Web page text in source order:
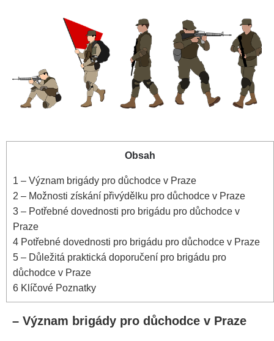
Obsah
1 – Význam brigády pro důchodce v Praze
2 – Možnosti získání přivýdělku pro důchodce v Praze
3 – Potřebné dovednosti pro brigádu pro důchodce v
Praze
4 Potřebné dovednosti pro brigádu pro důchodce v Praze
5 – Důležitá praktická doporučení pro brigádu pro
důchodce v Praze
6 Klíčové Poznatky
– Význam brigády pro důchodce v Praze